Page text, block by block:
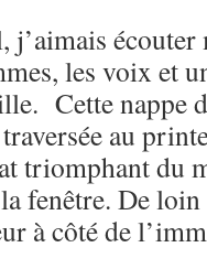
j’aimais
les voix et
Cette nappe
au
triomphant du
fenêtre. De
à côté de